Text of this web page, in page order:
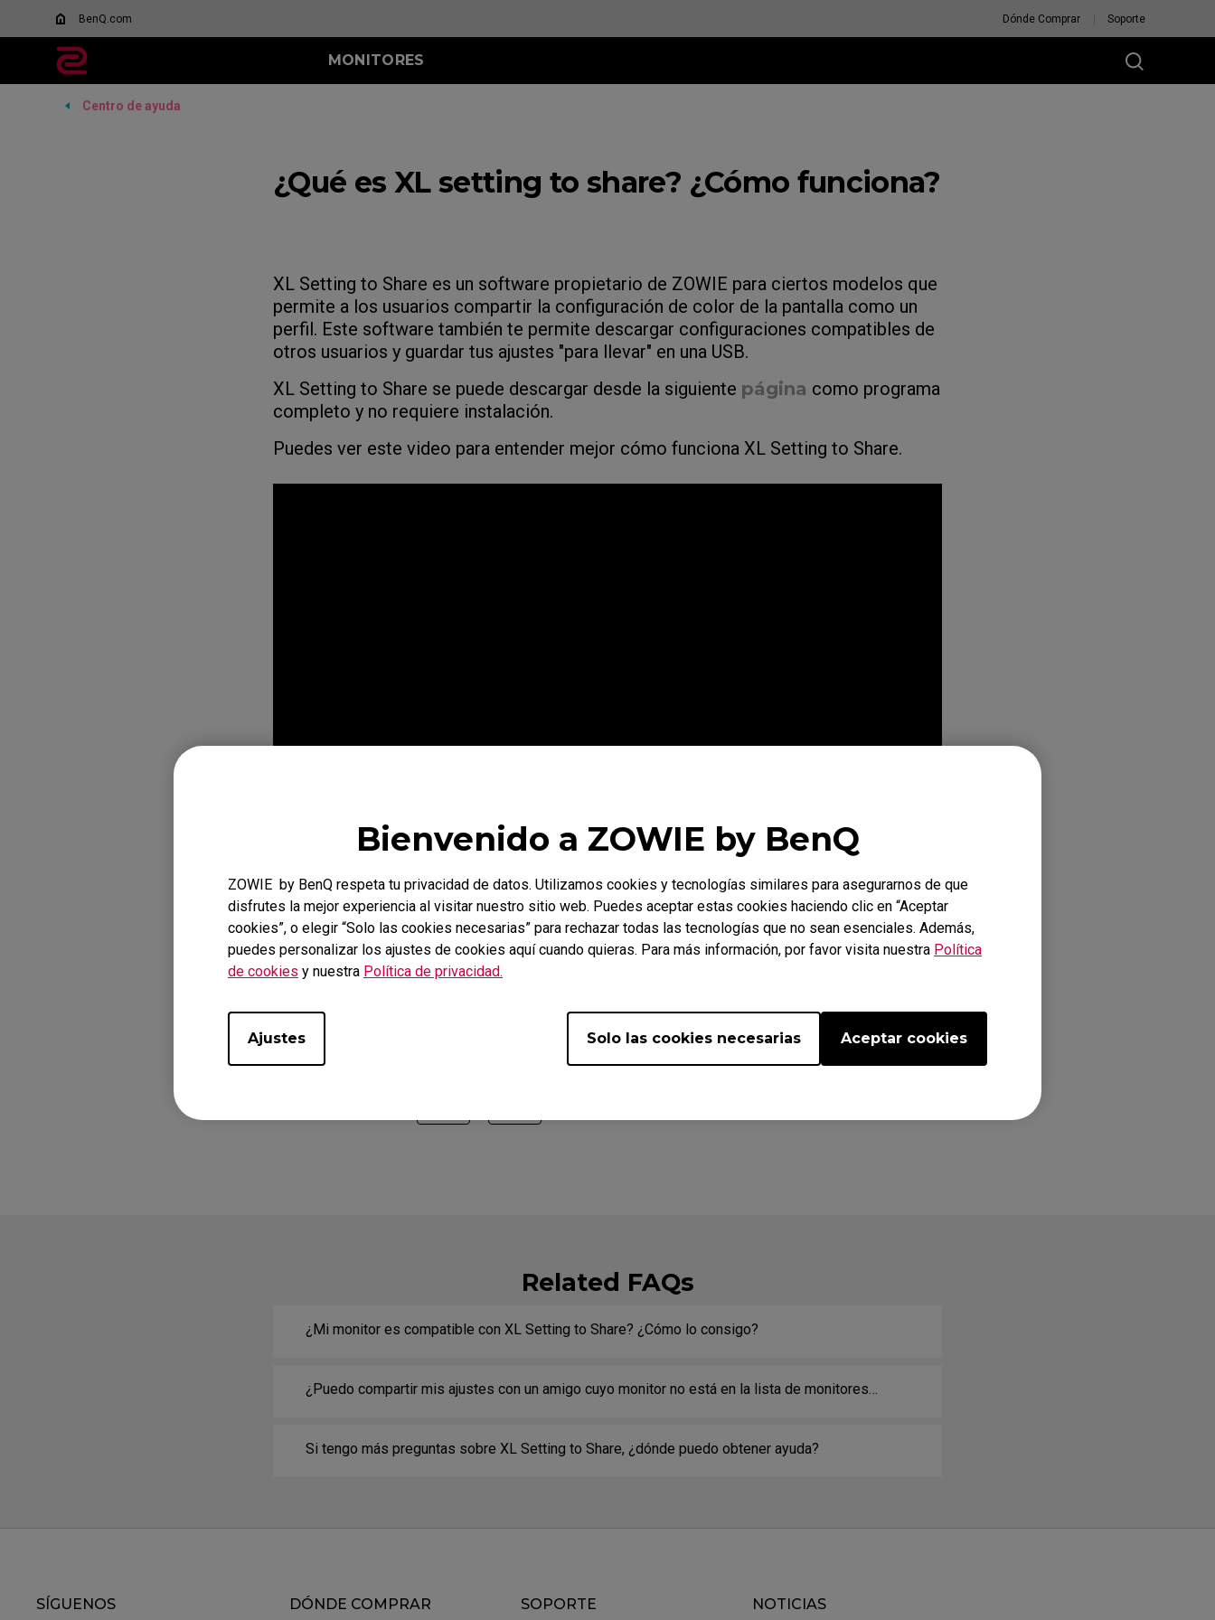
Bienvenido a ZOWIE by BenQ
ZOWIE by BenQ respeta tu privacidad de datos. Utilizamos cookies y tecnologías similares para asegurarnos de que
disfrutes la mejor experiencia al visitar nuestro sitio web. Puedes aceptar estas cookies haciendo clic en “Aceptar
cookies”, o elegir “Solo las cookies necesarias” para rechazar todas las tecnologías que no sean esenciales. Además,
puedes personalizar los ajustes de cookies aquí cuando quieras. Para más información, por favor visita nuestra Política
de cookies y nuestra Política de privacidad.
Ajustes Solo las cookies necesarias Aceptar cookies
BenQ.com Dónde Comprar Soporte
MONITORES
400Hz
280Hz
Centro de ayuda
¿Qué es XL setting to share? ¿Cómo funciona?
XL Setting to Share es un software propietario de ZOWIE para ciertos modelos que
permite a los usuarios compartir la configuración de color de la pantalla como un
perfil. Este software también te permite descargar configuraciones compatibles de
otros usuarios y guardar tus ajustes "para llevar" en una USB.
XL Setting to Share se puede descargar desde la siguiente página como programa
completo y no requiere instalación.
Puedes ver este video para entender mejor cómo funciona XL Setting to Share.
Modelos aplicables
Related FAQs
¿Mi monitor es compatible con XL Setting to Share? ¿Cómo lo consigo?
¿Puedo compartir mis ajustes con un amigo cuyo monitor no está en la lista de monitores
Si tengo más preguntas sobre XL Setting to Share, ¿dónde puedo obtener ayuda?
SÍGUENOS DÓNDE COMPRAR SOPORTE NOTICIAS